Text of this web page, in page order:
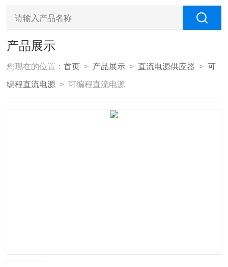
产品展示
您现在的位置：首页 > 产品展示 > 直流电源供应器 >可
编程直流电源 > 可编程直流电源